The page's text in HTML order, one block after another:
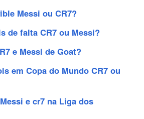
Messi ou CR7?
de falta CR7 ou Messi?
e Messi de Goat?
em Copa do Mundo CR7 ou
e cr7 na Liga dos